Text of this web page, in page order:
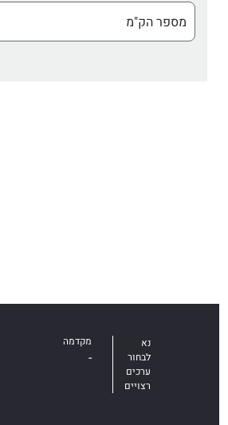
מספר
הק"מ
נא
לבחור
ערכים
רצויים
מקדמה
-